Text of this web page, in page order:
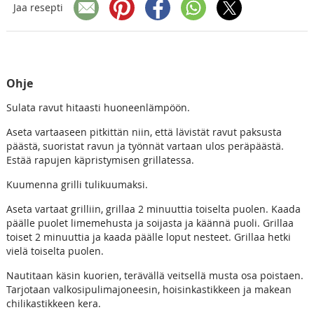
Jaa resepti
Ohje
Sulata ravut hitaasti huoneenlämpöön.
Aseta vartaaseen pitkittän niin, että lävistät ravut paksusta
päästä, suoristat ravun ja työnnät vartaan ulos peräpäästä.
Estää rapujen käpristymisen grillatessa.
Kuumenna grilli tulikuumaksi.
Aseta vartaat grilliin, grillaa 2 minuuttia toiselta puolen. Kaada
päälle puolet limemehusta ja soijasta ja käännä puoli. Grillaa
toiset 2 minuuttia ja kaada päälle loput nesteet. Grillaa hetki
vielä toiselta puolen.
Nautitaan käsin kuorien, terävällä veitsellä musta osa poistaen.
Tarjotaan valkosipulimajoneesin, hoisinkastikkeen ja makean
chilikastikkeen kera.